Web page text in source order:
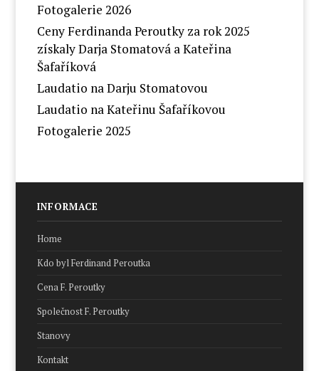
Fotogalerie 2026
Ceny Ferdinanda Peroutky za rok 2025
získaly Darja Stomatová a Kateřina
Šafaříková
Laudatio na Darju Stomatovou
Laudatio na Kateřinu Šafaříkovou
Fotogalerie 2025
INFORMACE
Home
Kdo byl Ferdinand Peroutka
Cena F. Peroutky
Společnost F. Peroutky
Stanovy
Kontakt